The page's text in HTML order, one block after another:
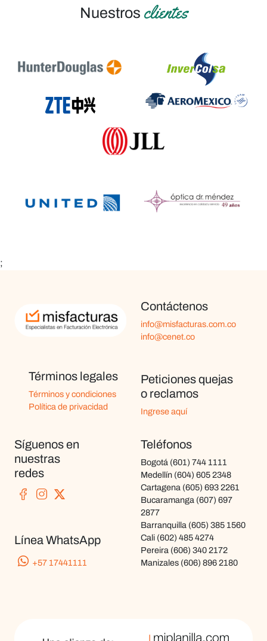
Nuestros clientes
;
Términos legales
Términos y condiciones
Política de privacidad
Contáctenos
info@misfacturas.com.co
info@cenet.co
Peticiones quejas
o reclamos
Ingrese aquí
Síguenos en
nuestras
redes
Línea WhatsApp
+57 17441111
Teléfonos
Bogotá (601) 744 1111
Medellín (604) 605 2348
Cartagena (605) 693 2261
Bucaramanga (607) 697
2877
Barranquilla (605) 385 1560
Cali (602) 485 4274
Pereira (606) 340 2172
Manizales (606) 896 2180